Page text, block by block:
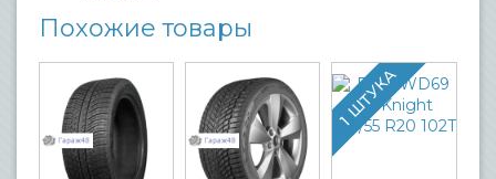
Похожие товары
1 ШТУКА